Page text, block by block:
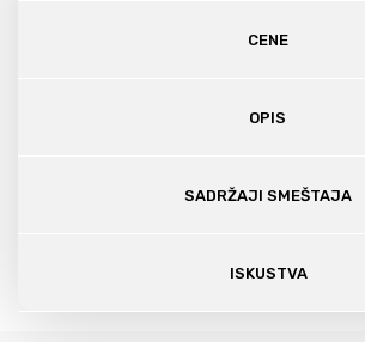
CENE
OPIS
SADRŽAJI SMEŠTAJA
ISKUSTVA